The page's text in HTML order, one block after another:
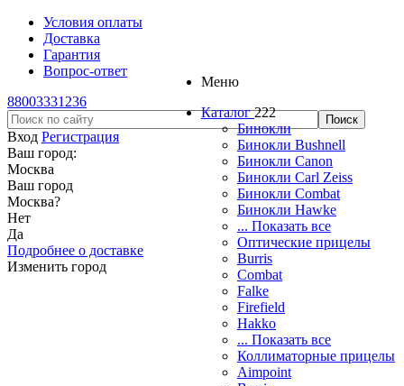
Условия оплаты
Доставка
Гарантия
Вопрос-ответ
88003331236
Вход Регистрация
Ваш город:
Москва
Ваш город
Москва?
Нет
Да
Подробнее о доставке
Изменить город
Меню
Каталог 222
Бинокли
Бинокли Bushnell
Бинокли Canon
Бинокли Carl Zeiss
Бинокли Combat
Бинокли Hawke
... Показать все
Оптические прицелы
Burris
Combat
Falke
Firefield
Hakko
... Показать все
Коллиматорные прицелы
Aimpoint